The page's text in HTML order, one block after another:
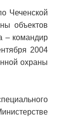
Чеченской
объектов
– командир
2004
охраны